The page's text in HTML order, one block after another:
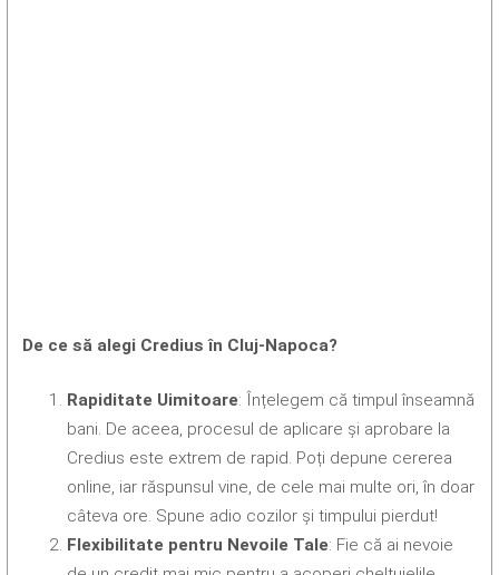
De ce să alegi Credius în Cluj-Napoca?
Rapiditate Uimitoare: Înțelegem că timpul înseamnă
bani. De aceea, procesul de aplicare și aprobare la
Credius este extrem de rapid. Poți depune cererea
online, iar răspunsul vine, de cele mai multe ori, în doar
câteva ore. Spune adio cozilor și timpului pierdut!
Flexibilitate pentru Nevoile Tale: Fie că ai nevoie